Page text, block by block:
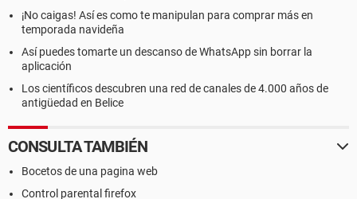
¡No caigas! Así es como te manipulan para comprar más en
temporada navideña
Así puedes tomarte un descanso de WhatsApp sin borrar la
aplicación
Los científicos descubren una red de canales de 4.000 años de
antigüedad en Belice
CONSULTA TAMBIÉN
Bocetos de una pagina web
Control parental firefox